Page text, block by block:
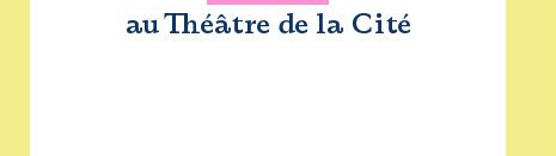
au Théâtre de la Cité